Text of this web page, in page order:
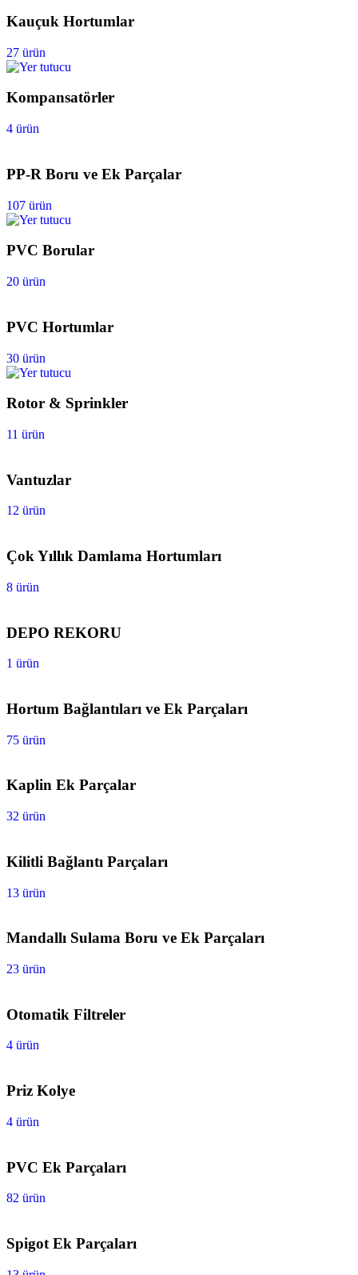
Kauçuk Hortumlar
27 ürün
Kompansatörler
4 ürün
PP-R Boru ve Ek Parçalar
107 ürün
PVC Borular
20 ürün
PVC Hortumlar
30 ürün
Rotor & Sprinkler
11 ürün
Vantuzlar
12 ürün
Çok Yıllık Damlama Hortumları
8 ürün
DEPO REKORU
1 ürün
Hortum Bağlantıları ve Ek Parçaları
75 ürün
Kaplin Ek Parçalar
32 ürün
Kilitli Bağlantı Parçaları
13 ürün
Mandallı Sulama Boru ve Ek Parçaları
23 ürün
Otomatik Filtreler
4 ürün
Priz Kolye
4 ürün
PVC Ek Parçaları
82 ürün
Spigot Ek Parçaları